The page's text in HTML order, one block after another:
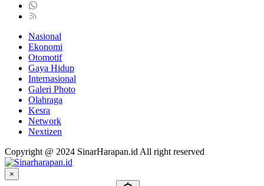
Nasional
Ekonomi
Otomotif
Gaya Hidup
Internasional
Galeri Photo
Olahraga
Kesra
Network
Nextizen
Copyright @ 2024 SinarHarapan.id All right reserved
×